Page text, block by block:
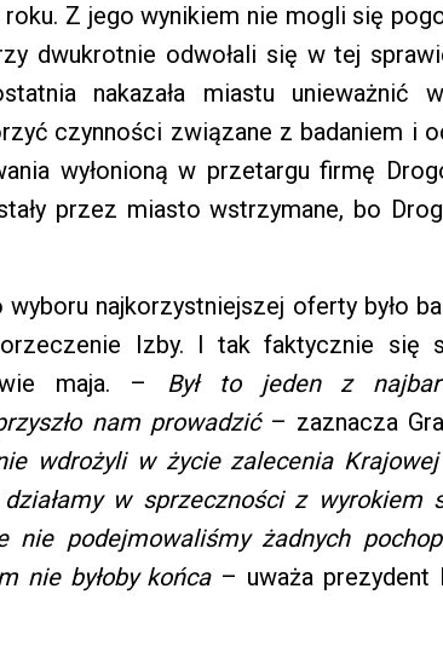
roku. Z jego wynikiem nie mogli się
dwukrotnie odwołali się w tej
nakazała miastu unieważnić
czynności związane z badaniem i
wyłonioną w przetargu firmę
przez miasto wstrzymane, bo
najkorzystniejszej oferty było
Izby. I tak faktycznie się
maja. – Był to jeden z
nam prowadzić– zaznacza
wdrożyli w życie zalecenia
w sprzeczności z wyrokiem
podejmowaliśmy żadnych
nie byłoby końca– uważa prezydent